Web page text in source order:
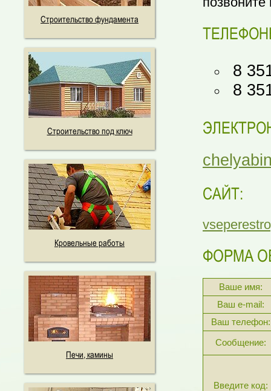
Строительство фундамента
Строительство под ключ
Кровельные работы
Печи, камины
8
8
САЙТ:
ФОРМА
Ваше имя:
Ваш e-mail:
Ваш телефон:
Сообщение:
Введите код: